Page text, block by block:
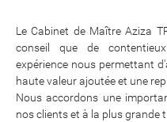
Le Cabinet de Maître Aziza
conseil que de
expérience nous permettant
haute valeur ajoutée et une
Nous accordons une
nos clients et à la plus grande